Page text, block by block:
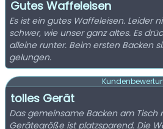
Gutes Waffeleisen
Es ist ein gutes Waffeleisen. Leider
schwer, wie unser ganz altes. Es
alleine runter. Beim ersten Backen
gelungen.
tolles Gerät
Das gemeinsame Backen am Tisch
Gerätegröße ist platzsparend. Die